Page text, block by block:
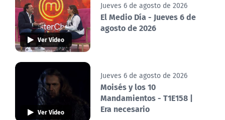
Ver Video
Jueves 6 de agosto de 2026
El Medio Día - Jueves 6 de
agosto de 2026
Ver Video
Jueves 6 de agosto de 2026
Moisés y los 10
Mandamientos - T1E158 |
Era necesario